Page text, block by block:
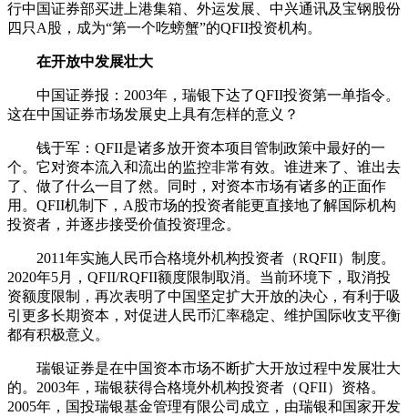
行中国证券部买进上港集箱、外运发展、中兴通讯及宝钢股份
四只A股，成为“第一个吃螃蟹”的QFII投资机构。
在开放中发展壮大
中国证券报：2003年，瑞银下达了QFII投资第一单指令。
这在中国证券市场发展史上具有怎样的意义？
钱于军：QFII是诸多放开资本项目管制政策中最好的一
个。它对资本流入和流出的监控非常有效。谁进来了、谁出去
了、做了什么一目了然。同时，对资本市场有诸多的正面作
用。QFII机制下，A股市场的投资者能更直接地了解国际机构
投资者，并逐步接受价值投资理念。
2011年实施人民币合格境外机构投资者（RQFII）制度。
2020年5月，QFII/RQFII额度限制取消。当前环境下，取消投
资额度限制，再次表明了中国坚定扩大开放的决心，有利于吸
引更多长期资本，对促进人民币汇率稳定、维护国际收支平衡
都有积极意义。
瑞银证券是在中国资本市场不断扩大开放过程中发展壮大
的。2003年，瑞银获得合格境外机构投资者（QFII）资格。
2005年，国投瑞银基金管理有限公司成立，由瑞银和国家开发